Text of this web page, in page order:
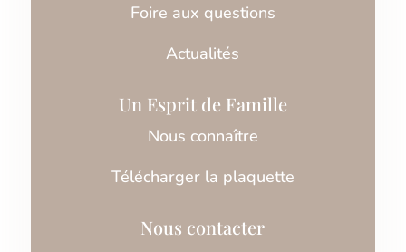
Foire aux questions
Actualités
Un Esprit de Famille
Nous connaître
Télécharger la plaquette
Nous contacter